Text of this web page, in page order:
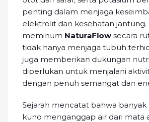
penting dalam menjaga
elektrolit dan kesehatan jantung.
meminum NaturaFlow secara
tidak hanya menjaga tubuh
juga memberikan dukungan
diperlukan untuk menjalani
dengan penuh semangat dan
Sejarah mencatat bahwa
kuno menganggap air dari mata